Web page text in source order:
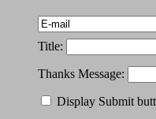
Title:
Thanks Message:
Display Submit